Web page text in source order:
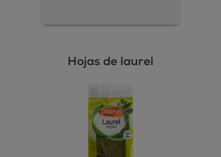
Hojas de laurel